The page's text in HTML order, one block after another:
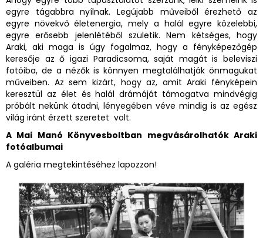
egyre tágabbra nyílnak. Legújabb műveiből érezhető az
egyre növekvő életenergia, mely a halál egyre közelebbi,
egyre erősebb jelenlétéből születik. Nem kétséges, hogy
Araki, aki maga is úgy fogalmaz, hogy a fényképezőgép
keresője az ő igazi Paradicsoma, saját magát is beleviszi
fotóiba, de a nézők is könnyen megtalálhatják önmagukat
műveiben. Az sem kizárt, hogy az, amit Araki fényképein
keresztül az élet és halál drámáját támogatva mindvégig
próbált nekünk átadni, lényegében véve mindig is az egész
világ iránt érzett szeretet volt.
A Mai Manó Könyvesboltban megvásárolhatók Araki
fotóalbumai
A galéria megtekintéséhez lapozzon!